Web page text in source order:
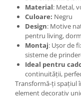
Material: Metal,
Culoare: Negru
Design: Motive
pentru living,
Montaj: Ușor de
sisteme de
Ideal pentru
continuității,
Transformă-ți spațiul
element decorativ